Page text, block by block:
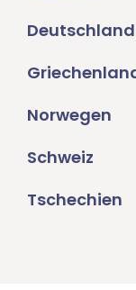
Deutschland
Norwegen
Schweiz
Tschechien